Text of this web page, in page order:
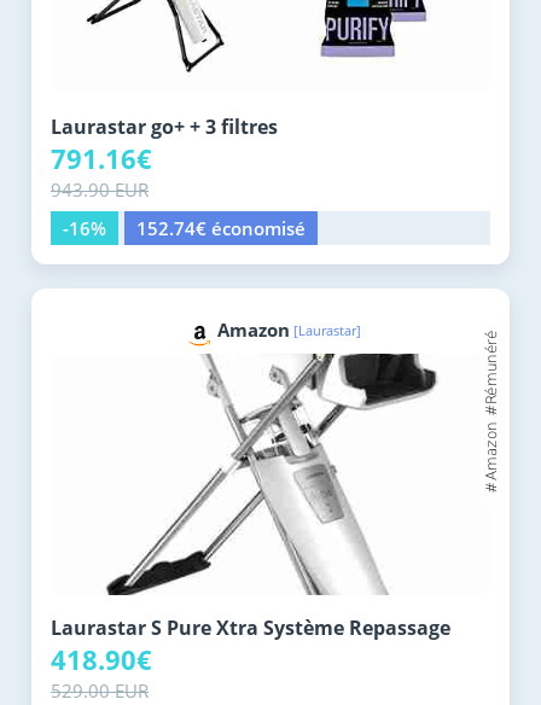
Laurastar go+ + 3 filtres
791.16€
943.90 EUR
-16%
152.74€ économisé
Amazon [Laurastar]
Laurastar S Pure Xtra Système Repassage
418.90€
529.00 EUR